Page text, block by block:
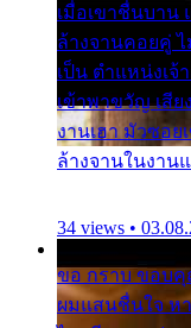
เมื่อเขาชื่นบาน
ล้างจานคอยคู่
เป็น ตำแหน่งเ
เข้าพาขวัญ เสี
งานเฮา มัวซอ
ล้างจานในงานแ
34 views •
ขอ กราบ ขอบคุ
ผมแสนชื่นใจ หา